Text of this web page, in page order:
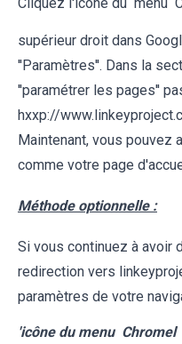
supérieur droit dans
''Paramètres''. Dans la
''paramétrer les pages''
hxxp://
Maintenant, vous pouvez
comme votre page
Méthode optionnelle :
Si vous continuez à avoir
redirection vers
paramètres de votre
'icône du menu Chromel